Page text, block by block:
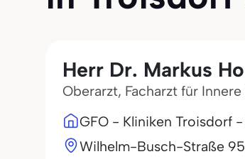
Herr Dr. Markus
Oberarzt, Facharzt für
GFO - Kliniken Troisdorf
Wilhelm-Busch-Straße 9